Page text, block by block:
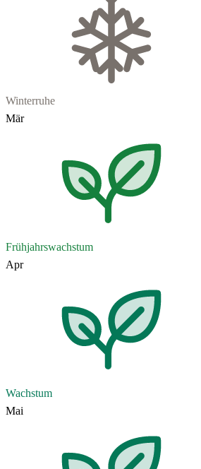
Winterruhe
Mär
Frühjahrswachstum
Apr
Wachstum
Mai